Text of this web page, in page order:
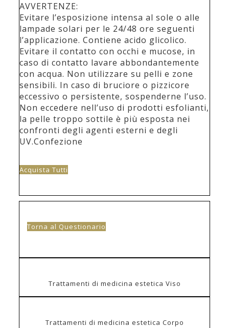
AVVERTENZE:
Evitare l’esposizione intensa al sole o alle
lampade solari per le 24/48 ore seguenti
l’applicazione. Contiene acido glicolico.
Evitare il contatto con occhi e mucose, in
caso di contatto lavare abbondantemente
con acqua. Non utilizzare su pelli e zone
sensibili. In caso di bruciore o pizzicore
eccessivo o persistente, sospenderne l’uso.
Non eccedere nell’uso di prodotti esfolianti,
la pelle troppo sottile è più esposta nei
confronti degli agenti esterni e degli
UV.Confezione
Acquista Tutti
Torna al Questionario
Trattamenti di medicina estetica Viso
Trattamenti di medicina estetica Corpo